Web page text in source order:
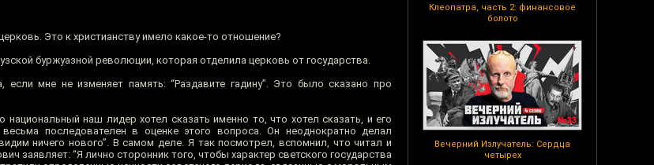
Клеопатра, часть 2: финансовое
болото
Вечерний Излучатель: Сердца
четырех
Это к христианству имело какое-то отношение?
буржуазной революции, которая отделила церковь от государства.
мне не изменяет память: “Раздавите гадину”. Это было сказано про
наш лидер хотел сказать именно то, что хотел сказать, и его
последователен в оценке этого вопроса. Он неоднократно делал
ничего нового”. В самом деле. Я так посмотрел, вспомнил, что читал и
заявляет: “Я лично сторонник того, чтобы характер светского государства